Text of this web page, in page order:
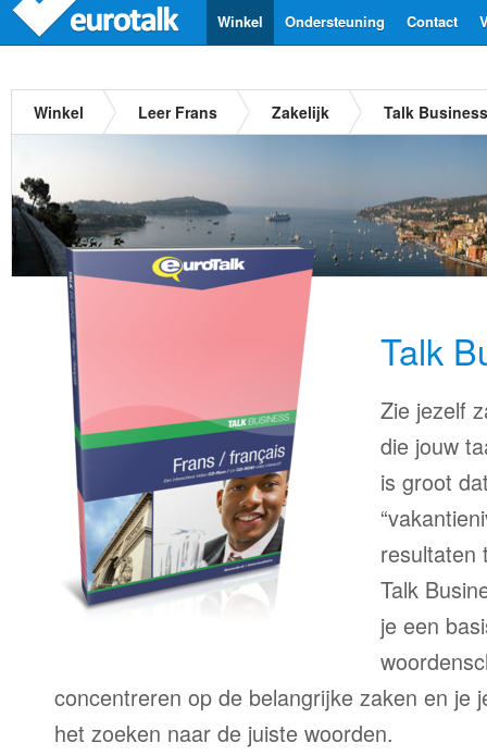
Contact
Ondersteuning
Winkel
Winkel Leer Frans Zakelijk Talk
Talk
Zie jezelf
die jouw
is groot
resultaten
Talk
je een
concentreren op de belangrijke zaken en je
het zoeken naar de juiste woorden.